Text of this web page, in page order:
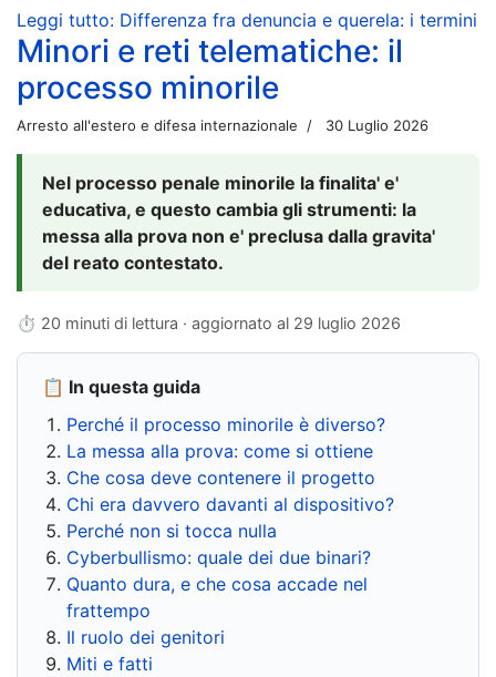
Leggi tutto: Differenza fra denuncia e querela: i termini
Minori e reti telematiche: il
processo minorile
Arresto all'estero e difesa internazionale 30 Luglio 2026
Nel processo penale minorile la finalita' e'
educativa, e questo cambia gli strumenti: la
messa alla prova non e' preclusa dalla gravita'
del reato contestato.
⏱ 20 minuti di lettura · aggiornato al 29 luglio 2026
📋 In questa guida
Perché il processo minorile è diverso?
La messa alla prova: come si ottiene
Che cosa deve contenere il progetto
Chi era davvero davanti al dispositivo?
Perché non si tocca nulla
Cyberbullismo: quale dei due binari?
Quanto dura, e che cosa accade nel
frattempo
Il ruolo dei genitori
Miti e fatti